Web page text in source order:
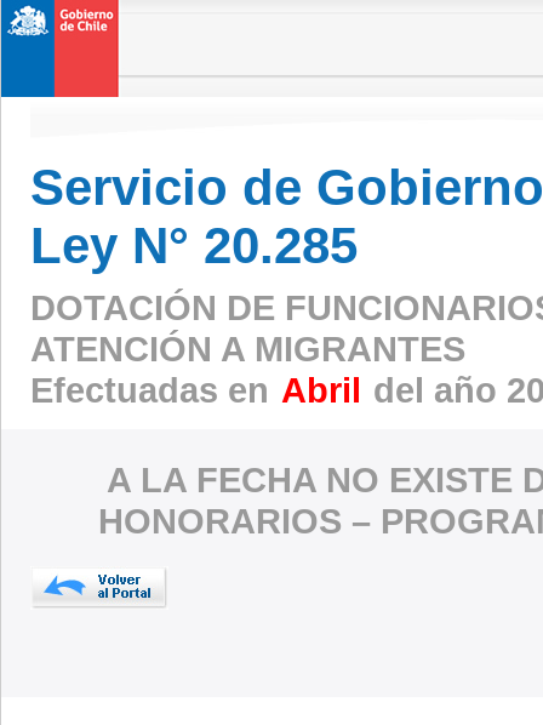
Servicio de
Ley N° 20.285
DOTACIÓN DE
ATENCIÓN A MIGRANTES
Efectuadas en Abril del año
A LA FECHA NO EXISTE
HONORARIOS –